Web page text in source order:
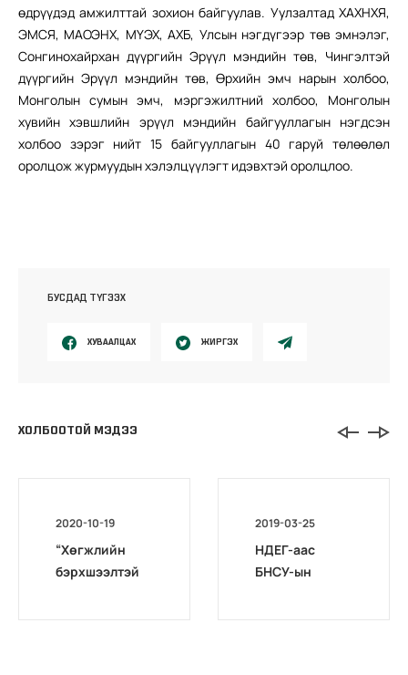
өдрүүдэд амжилттай зохион байгуулав. Уулзалтад ХАХНХЯ,
ЭМСЯ, МАОЭНХ, МҮЭХ, АХБ, Улсын нэгдүгээр төв эмнэлэг,
Сонгинохайрхан дүүргийн Эрүүл мэндийн төв, Чингэлтэй
дүүргийн Эрүүл мэндийн төв, Өрхийн эмч нарын холбоо,
Монголын сумын эмч, мэргэжилтний холбоо, Монголын
хувийн хэвшлийн эрүүл мэндийн байгууллагын нэгдсэн
холбоо зэрэг нийт 15 байгууллагын 40 гаруй төлөөлөл
оролцож журмуудын хэлэлцүүлэгт идэвхтэй оролцлоо.
БУСДАД ТҮГЭЭХ
ХУВААЛЦАХ ЖИРГЭХ
ХОЛБООТОЙ МЭДЭЭ
2020-10-19
“Хөгжлийн
бэрхшээлтэй
2019-03-25
НДЕГ-аас
БНСУ-ын